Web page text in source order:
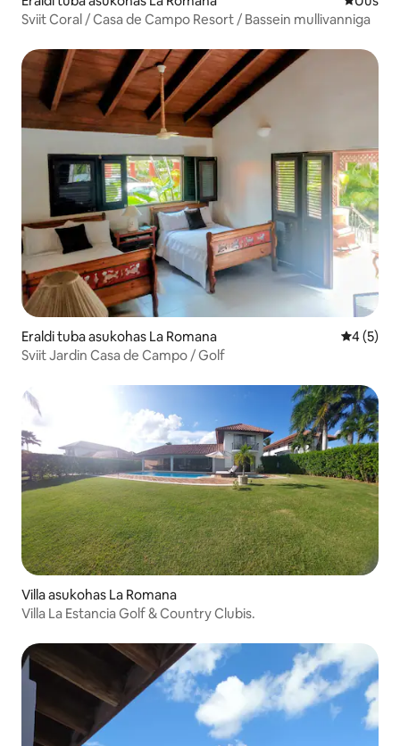
Sviit Coral / Casa de Campo Resort / Bassein mullivanniga
Eraldi tuba asukohas La Romana
4 (5)
Sviit Jardin Casa de Campo / Golf
Villa asukohas La Romana
Villa La Estancia Golf & Country Clubis.